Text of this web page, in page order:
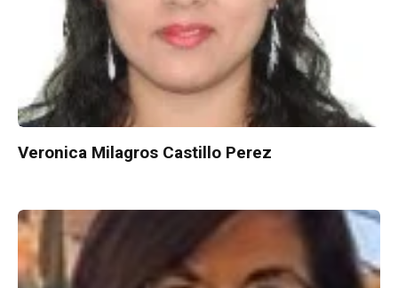
Veronica Milagros Castillo Perez